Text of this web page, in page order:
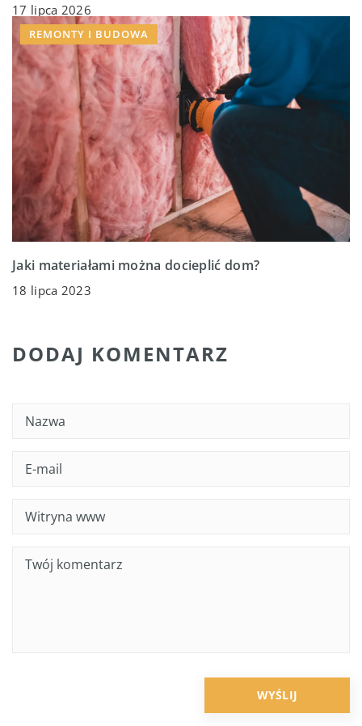
17 lipca 2026
REMONTY I BUDOWA
Jaki materiałami można docieplić dom?
18 lipca 2023
DODAJ KOMENTARZ